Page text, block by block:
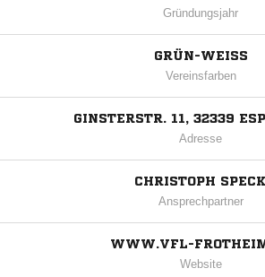
Gründungsjahr
GRÜN-WEISS
Vereinsfarben
GINSTERSTR. 11, 32339
Adresse
CHRISTOPH SPECK
Ansprechpartner
WWW.VFL-
Website